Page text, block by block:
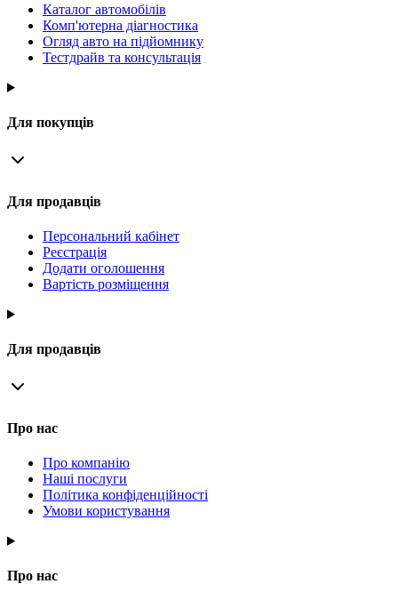
Каталог автомобілів
Комп'ютерна діагностика
Огляд авто на підйомнику
Тестдрайв та консультація
Для покупців
Для продавців
Персональний кабінет
Реєстрація
Додати оголошення
Вартість розміщення
Для продавців
Про нас
Про компанію
Наші послуги
Політика конфіденційності
Умови користування
Про нас